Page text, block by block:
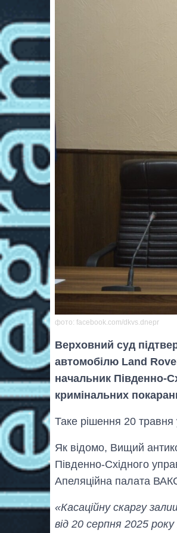
фото: facebook.com/dkvs.dnepr
Верховний суд
автомобілю Land
начальник Південно-
кримінальних
Таке рішення 20 травня
Як відомо, Вищий
Південно-Східного
Апеляційна палата
«Касаційну скаргу
від 20 серпня 2025